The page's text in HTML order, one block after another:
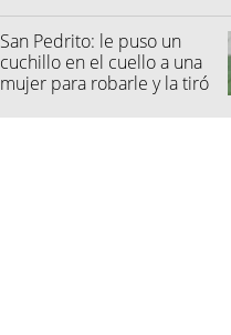
San Pedrito: le puso un
cuchillo en el cuello a una
mujer para robarle y la tiró